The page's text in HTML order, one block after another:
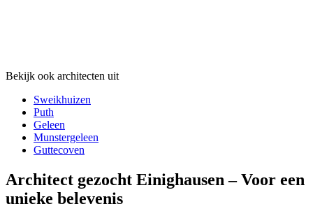
Bekijk ook architecten uit
Sweikhuizen
Puth
Geleen
Munstergeleen
Guttecoven
Architect gezocht Einighausen – Voor een
unieke belevenis